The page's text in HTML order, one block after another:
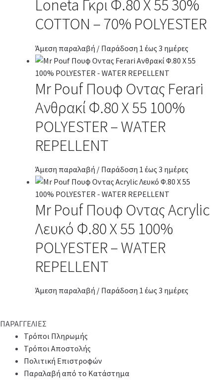
Loneta Γκρι Φ.80 Χ 55 30%
COTTON – 70% POLYESTER
Άμεση παραλαβή / Παράδοση 1 έως 3 ημέρες
Mr Pouf Πουφ Οντας Ferari
Ανθρακί Φ.80 Χ 55 100%
POLYESTER – WATER
REPELLENT
Άμεση παραλαβή / Παράδοση 1 έως 3 ημέρες
Mr Pouf Πουφ Οντας Acrylic
Λευκό Φ.80 Χ 55 100%
POLYESTER – WATER
REPELLENT
Άμεση παραλαβή / Παράδοση 1 έως 3 ημέρες
ΠΑΡΑΓΓΕΛΙΕΣ
Τρόποι Πληρωμής
Τρόποι Αποστολής
Πολιτική Επιστροφών
Παραλαβή από το Κατάστημα